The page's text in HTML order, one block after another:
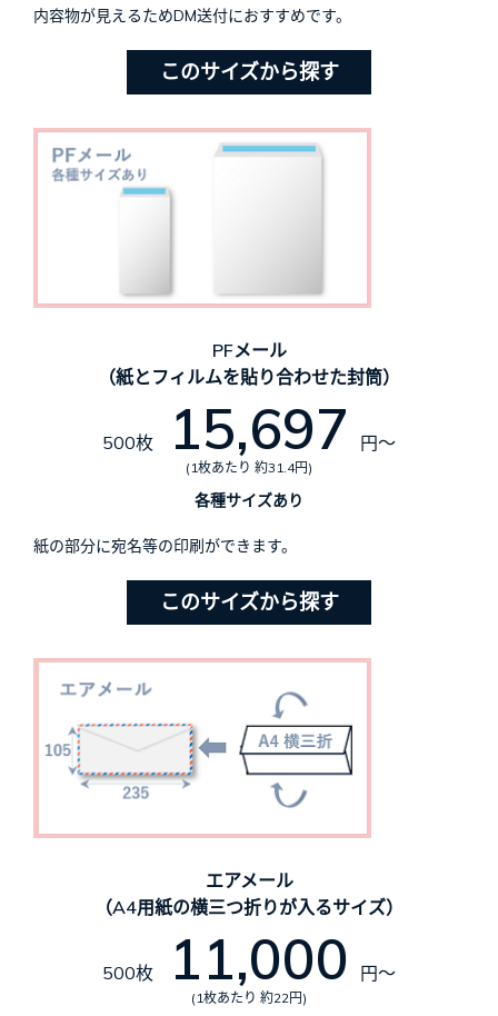
内容物が見えるためDM送付におすすめです。
このサイズから探す
PFメール
（紙とフィルムを貼り合わせた封筒）
500枚 15,697 円～
(1枚あたり 約31.4円)
各種サイズあり
紙の部分に宛名等の印刷ができます。
このサイズから探す
エアメール
（A4用紙の横三つ折りが入るサイズ）
500枚 11,000 円～
(1枚あたり 約22円)